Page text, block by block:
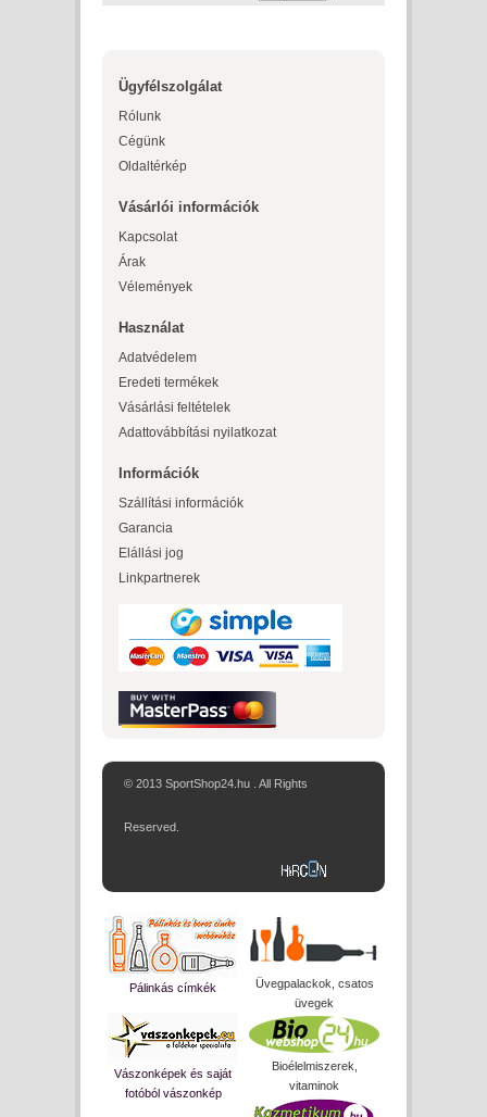
Ügyfélszolgálat
Rólunk
Cégünk
Oldaltérkép
Vásárlói információk
Kapcsolat
Árak
Vélemények
Használat
Adatvédelem
Eredeti termékek
Vásárlási feltételek
Adattovábbítási nyilatkozat
Információk
Szállítási információk
Garancia
Elállási jog
Linkpartnerek
© 2013 SportShop24.hu . All Rights
Reserved.
Pálinkás címkék
Üvegpalackok, csatos
üvegek
Vászonképek és saját
fotóból vászonkép
Bioélelmiszerek,
vitaminok